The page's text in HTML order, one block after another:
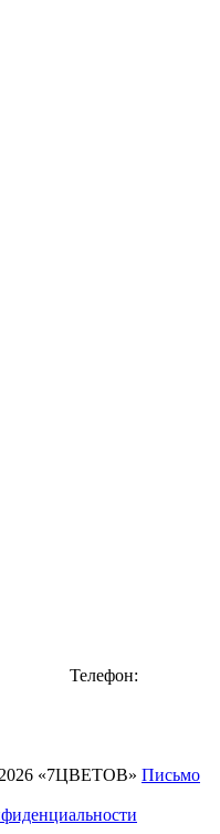
Телефон:
«7ЦВЕТОВ» Письмо